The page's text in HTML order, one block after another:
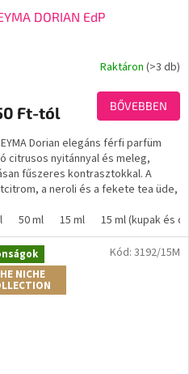
DORIAN EdP
Raktáron(>3 db)
Ft-tól BŐVEBBEN
Dorian elegáns férfi parfüm
citrusos nyitánnyal és meleg,
fűszeres kontrasztokkal. A
a neroli és a fekete tea üde,
50 ml 15 ml 15 ml (kupak és
NICHE
Kód:3192/15M